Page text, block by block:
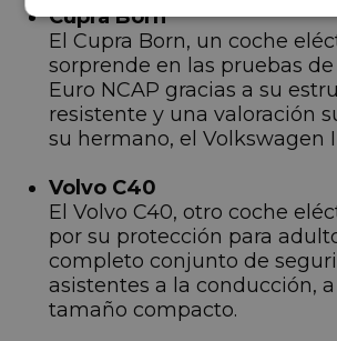
Cupra Born
El Cupra Born, un coche
sorprende en las pruebas
Euro NCAP gracias a su
resistente y una valoración
su hermano, el Volkswagen
Volvo C40
El Volvo C40, otro coche
por su protección para
completo conjunto de
asistentes a la conducción,
tamaño compacto.